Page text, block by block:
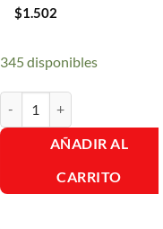
$1.502
345 disponibles
AÑADIR AL
CARRITO